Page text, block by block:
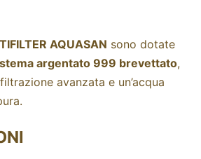
AQUASAN sono dotate
argentato 999 brevettato,
avanzata e un’acqua